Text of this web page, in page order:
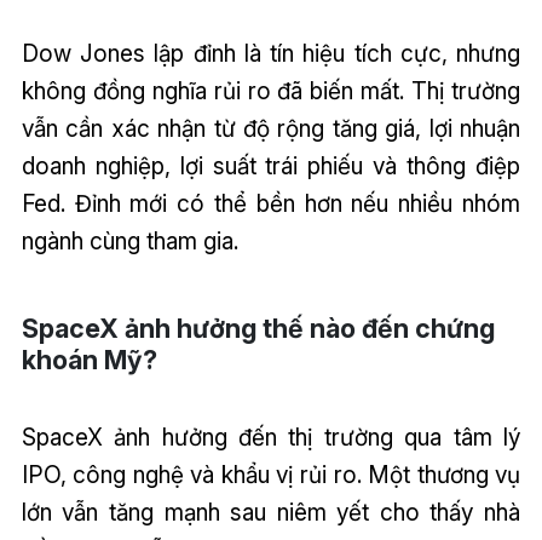
Dow Jones lập đỉnh là tín hiệu tích cực, nhưng
không đồng nghĩa rủi ro đã biến mất. Thị trường
vẫn cần xác nhận từ độ rộng tăng giá, lợi nhuận
doanh nghiệp, lợi suất trái phiếu và thông điệp
Fed. Đỉnh mới có thể bền hơn nếu nhiều nhóm
ngành cùng tham gia.
SpaceX ảnh hưởng thế nào đến chứng
khoán Mỹ?
SpaceX ảnh hưởng đến thị trường qua tâm lý
IPO, công nghệ và khẩu vị rủi ro. Một thương vụ
lớn vẫn tăng mạnh sau niêm yết cho thấy nhà